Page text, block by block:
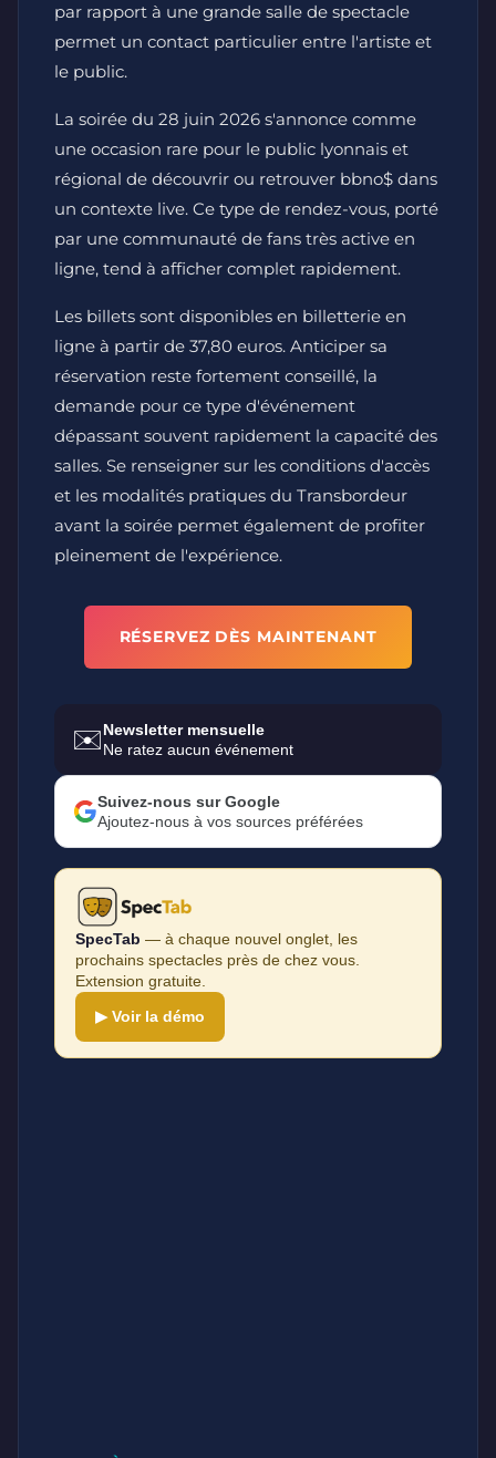
par rapport à une grande salle de spectacle
permet un contact particulier entre l'artiste et
le public.
La soirée du 28 juin 2026 s'annonce comme
une occasion rare pour le public lyonnais et
régional de découvrir ou retrouver bbno$ dans
un contexte live. Ce type de rendez-vous, porté
par une communauté de fans très active en
ligne, tend à afficher complet rapidement.
Les billets sont disponibles en billetterie en
ligne à partir de 37,80 euros. Anticiper sa
réservation reste fortement conseillé, la
demande pour ce type d'événement
dépassant souvent rapidement la capacité des
salles. Se renseigner sur les conditions d'accès
et les modalités pratiques du Transbordeur
avant la soirée permet également de profiter
pleinement de l'expérience.
RÉSERVEZ DÈS MAINTENANT
✉️Newsletter mensuelle
Ne ratez aucun événement
Suivez-nous sur Google
Ajoutez-nous à vos sources préférées
SpecTab — à chaque nouvel onglet, les
prochains spectacles près de chez vous.
Extension gratuite.
▶ Voir la démo